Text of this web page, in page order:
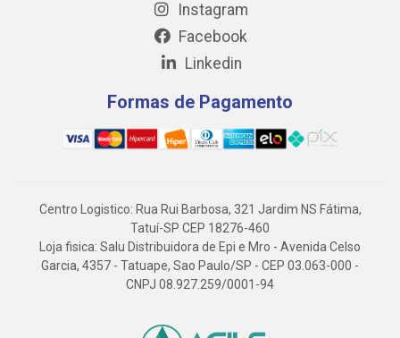
Instagram
Facebook
Linkedin
Formas de Pagamento
Centro Logistico: Rua Rui Barbosa, 321 Jardim NS Fátima,
Tatuí-SP CEP 18276-460
Loja fisica: Salu Distribuidora de Epi e Mro - Avenida Celso
Garcia, 4357 - Tatuape, Sao Paulo/SP - CEP 03.063-000 -
CNPJ 08.927.259/0001-94